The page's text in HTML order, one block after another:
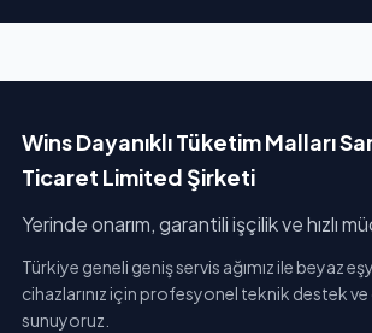
Wins Dayanıklı Tüketim Malları
Ticaret Limited Şirketi
Yerinde onarım, garantili işçilik ve hızlı
Türkiye geneli geniş servis ağımız ile beyaz
cihazlarınız için profesyonel teknik destek
sunuyoruz.